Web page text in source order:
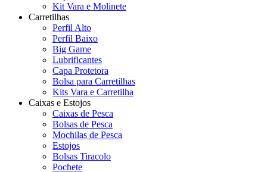
Kit Vara e Molinete
Carretilhas
Perfil Alto
Perfil Baixo
Big Game
Lubrificantes
Capa Protetora
Bolsa para Carretilhas
Kits Vara e Carretilha
Caixas e Estojos
Caixas de Pesca
Bolsas de Pesca
Mochilas de Pesca
Estojos
Bolsas Tiracolo
Pochete